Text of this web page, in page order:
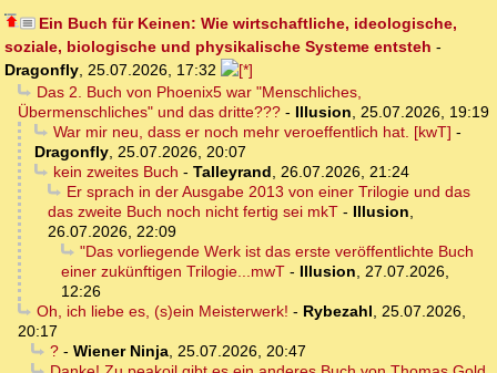
Ein Buch für Keinen: Wie wirtschaftliche, ideologische,
soziale, biologische und physikalische Systeme entsteh -
Dragonfly, 25.07.2026, 17:32
Das 2. Buch von Phoenix5 war "Menschliches,
Übermenschliches" und das dritte??? - Illusion, 25.07.2026, 19:19
War mir neu, dass er noch mehr veroeffentlich hat. [kwT] -
Dragonfly, 25.07.2026, 20:07
kein zweites Buch - Talleyrand, 26.07.2026, 21:24
Er sprach in der Ausgabe 2013 von einer Trilogie und das
das zweite Buch noch nicht fertig sei mkT - Illusion,
26.07.2026, 22:09
"Das vorliegende Werk ist das erste veröffentlichte Buch
einer zukünftigen Trilogie...mwT - Illusion, 27.07.2026,
12:26
Oh, ich liebe es, (s)ein Meisterwerk! - Rybezahl, 25.07.2026,
20:17
?- Wiener Ninja, 25.07.2026, 20:47